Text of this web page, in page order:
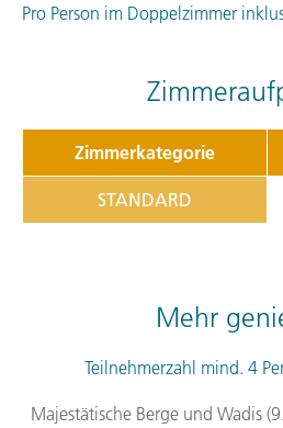
Pro Person im Doppelzimmer
Zimmerkategorie
STANDARD
Mehr
Teilnehmerzahl mind. 4
Majestätische Berge und Wadis